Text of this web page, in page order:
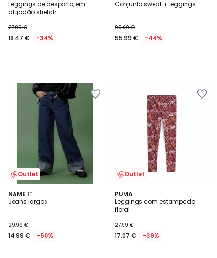
Leggings de desporto, em
algodão stretch
27.99 €
18.47 € -34%
Conjunto sweat + leggings
99.99 €
55.99 € -44%
Outlet
NAME IT
Jeans largos
29.99 €
14.99 € -50%
Outlet
PUMA
Leggings com estampado
floral
27.99 €
17.07 € -39%
5
/
5